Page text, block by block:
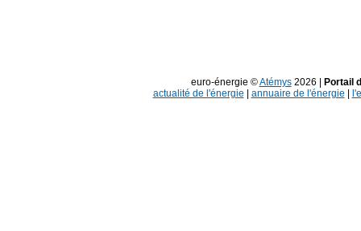
euro-énergie ©Atémys2026 |
Portail
actualité de l'énergie
annuaire de l'énergie